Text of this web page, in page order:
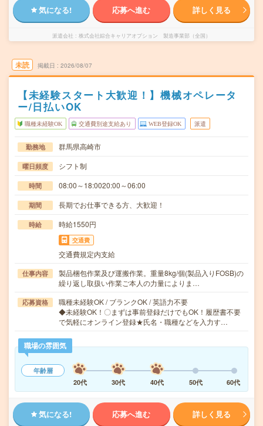
気になる! 応募へ進む 詳しく見る
派遣会社 株式会社綜合キャリアオプション 製造事業部（全国）
未読 掲載日 2026/08/07
【未経験スタート大歓迎！】機械オペレータ
ー/日払いOK
職種未経験OK 交通費別途支給あり WEB登録OK 派遣
勤務地 群馬県高崎市
曜日頻度 シフト制
時間 08:00～18:0020:00～06:00
期間 長期でお仕事できる方、大歓迎！
時給 時給1550円
交通費
交通費規定内支給
仕事内容
製品梱包作業及び運搬作業。重量8kg/個(製品入りFOSB)の
繰り返し取扱い作業ご本人の力量によりま…
応募資格
職種未経験OK / ブランクOK / 英語力不要
◆未経験OK！〇まずは事前登録だけでもOK！履歴書不要
で気軽にオンライン登録★氏名・職種などを入力す…
職場の雰囲気
年齢層
20代
30代 40代 50代 60代
気になる! 応募へ進む 詳しく見る